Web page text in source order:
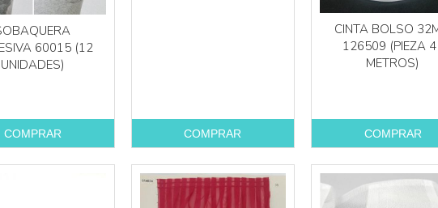
60015 (12
UNIDADES)
COMPRAR COMPRAR
CINTA BOLSO
126509 (PIEZA
METROS)
COMPRAR
Más info